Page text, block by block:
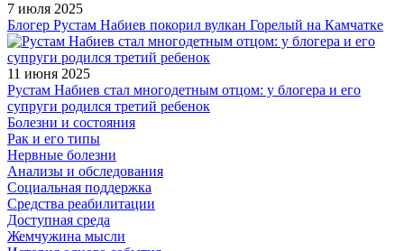
7 июля 2025
Блогер Рустам Набиев покорил вулкан Горелый на Камчатке
11 июня 2025
Рустам Набиев стал многодетным отцом: у блогера и его
супруги родился третий ребенок
Болезни и состояния
Рак и его типы
Нервные болезни
Анализы и обследования
Социальная поддержка
Средства реабилитации
Доступная среда
Жемчужина мысли